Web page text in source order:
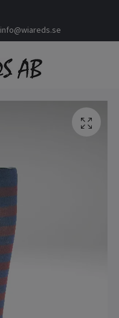
info@wiareds.se